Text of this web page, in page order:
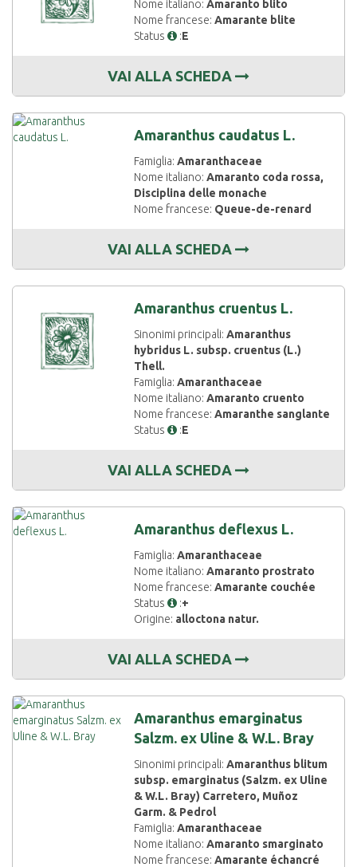
Nome italiano:Amaranto blito
Nome francese:Amarante blite
Status
:E
VAI ALLA SCHEDA
Amaranthus caudatus L.
Famiglia:Amaranthaceae
Nome italiano:Amaranto coda rossa,
Disciplina delle monache
Nome francese: Queue-de-renard
VAI ALLA SCHEDA
Amaranthus cruentus L.
Sinonimi principali:Amaranthus
hybridus L. subsp. cruentus (L.)
Thell.
Famiglia:Amaranthaceae
Nome italiano:Amaranto cruento
Nome francese:Amaranthe sanglante
Status
:E
VAI ALLA SCHEDA
Amaranthus deflexus L.
Famiglia:Amaranthaceae
Nome italiano:Amaranto prostrato
Nome francese:Amarante couchée
Status
:+
Origine: alloctona natur.
VAI ALLA SCHEDA
Amaranthus emarginatus
Salzm. ex Uline & W.L. Bray
Sinonimi principali:Amaranthus blitum
subsp. emarginatus (Salzm. ex Uline
& W.L. Bray) Carretero, Muñoz
Garm. & Pedrol
Famiglia:Amaranthaceae
Nome italiano:Amaranto smarginato
Nome francese:Amarante échancré